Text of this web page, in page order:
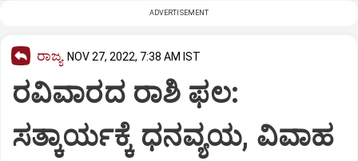
ADVERTISEMENT
ರಾಜ್ಯ NOV 27, 2022, 7:38 AM IST
ರವಿವಾರದ ರಾಶಿ ಫಲ:
ಸತ್ಕಾರ್ಯಕ್ಕೆ ಧನವ್ಯಯ, ವಿವಾಹ